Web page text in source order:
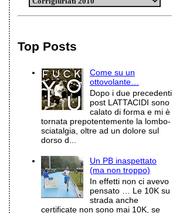
Top Posts
Come su un
ottovolante…
Dopo i due precedenti
post LATTACIDI sono
calato di forma e mi è
tornata prepotentemente la lombo-
sciatalgia, oltre ad un dolore sul
dorso d...
Un PB inaspettato
(ma non troppo)
In effetti non ci avevo
pensato … Le 10K su
strada anche
certificate non sono mai 10K, se